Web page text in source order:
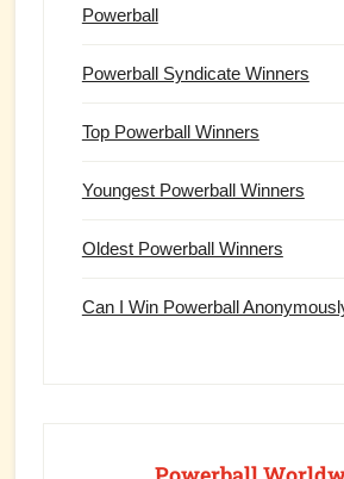
Powerball
Powerball Syndicate Winners
Top Powerball Winners
Youngest Powerball Winners
Oldest Powerball Winners
Can I Win Powerball